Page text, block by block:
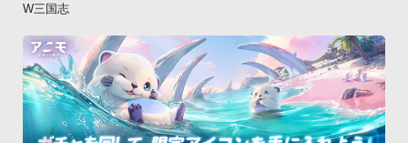
W三国志